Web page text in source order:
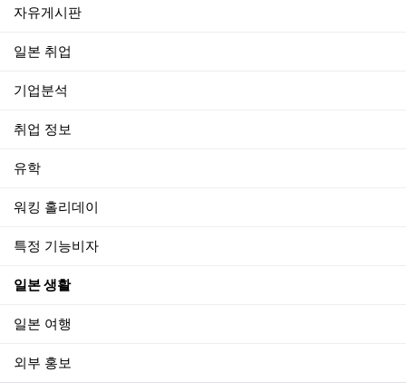
자유게시판
일본 취업
기업분석
취업 정보
유학
워킹 홀리데이
특정 기능비자
일본 생활
일본 여행
외부 홍보